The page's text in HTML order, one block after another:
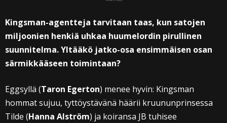
Kingsman-agentteja tarvitaan taas, kun satojen
miljoonien henkiä uhkaa huumelordin pirullinen
suunnitelma. Yltääkö jatko-osa ensimmäisen osan
särmikkääseen toimintaan?
Eggsyllä (Taron Egerton) menee hyvin: Kingsman
hommat sujuu, tyttöystävänä häärii kruununprinsessa
Tilde (Hanna Alström) ja koiransa JB tuhisee